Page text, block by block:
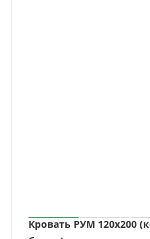
Кровать РУМ 120х200